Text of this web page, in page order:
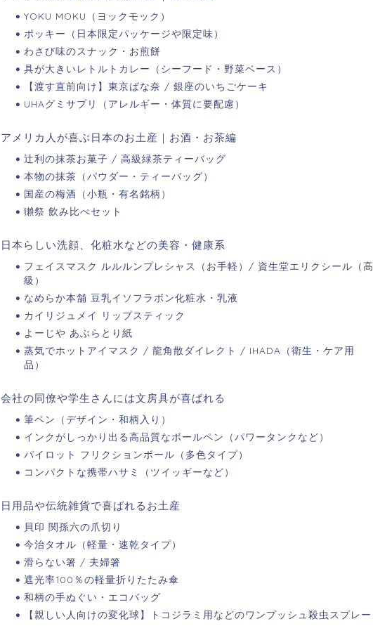
YOKU MOKU（ヨックモック）
ポッキー（日本限定パッケージや限定味）
わさび味のスナック・お煎餅
具が大きいレトルトカレー（シーフード・野菜ベース）
【渡す直前向け】東京ばな奈 / 銀座のいちごケーキ
UHAグミサプリ（アレルギー・体質に要配慮）
アメリカ人が喜ぶ日本のお土産｜お酒・お茶編
辻利の抹茶お菓子 / 高級緑茶ティーバッグ
本物の抹茶（パウダー・ティーバッグ）
国産の梅酒（小瓶・有名銘柄）
獺祭 飲み比べセット
日本らしい洗顔、化粧水などの美容・健康系
フェイスマスク ルルルンプレシャス（お手軽）/ 資生堂エリクシール（高
級）
なめらか本舗 豆乳イソフラボン化粧水・乳液
カイリジュメイ リップスティック
よーじや あぶらとり紙
蒸気でホットアイマスク / 龍角散ダイレクト / IHADA（衛生・ケア用
品）
会社の同僚や学生さんには文房具が喜ばれる
筆ペン（デザイン・和柄入り）
インクがしっかり出る高品質なボールペン（パワータンクなど）
パイロット フリクションボール（多色タイプ）
コンパクトな携帯ハサミ（ツイッギーなど）
日用品や伝統雑貨で喜ばれるお土産
貝印 関孫六の爪切り
今治タオル（軽量・速乾タイプ）
滑らない箸 / 夫婦箸
遮光率100％の軽量折りたたみ傘
和柄の手ぬぐい・エコバッグ
【親しい人向けの変化球】トコジラミ用などのワンプッシュ殺虫スプレー